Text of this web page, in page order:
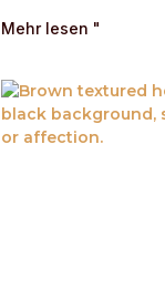
Mehr lesen "